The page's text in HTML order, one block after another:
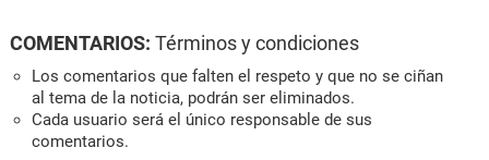
COMENTARIOS: Términos y condiciones
Los comentarios que falten el respeto y que no se ciñan
al tema de la noticia, podrán ser eliminados.
Cada usuario será el único responsable de sus
comentarios.